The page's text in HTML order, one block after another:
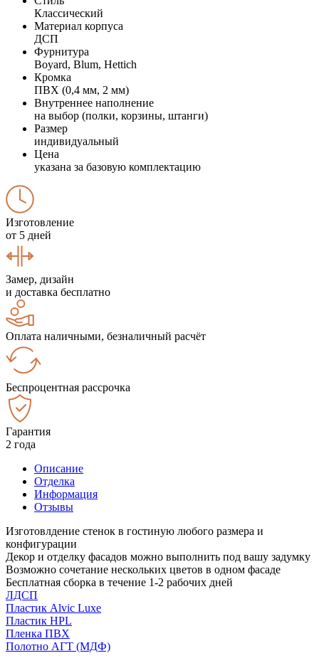
Классический
Материал корпуса
ДСП
Фурнитура
Boyard, Blum, Hettich
Кромка
ПВХ (0,4 мм, 2 мм)
Внутреннее наполнение
на выбор (полки, корзины, штанги)
Размер
индивидуальный
Цена
указана за базовую комплектацию
Изготовление
от 5 дней
Замер, дизайн
и доставка бесплатно
Оплата наличными, безналичный расчёт
Беспроцентная рассрочка
Гарантия
2 года
Описание
Отделка
Информация
Отзывы
Изготовлдение стенок в гостиную любого размера и
конфигурации
Декор и отделку фасадов можно выполнить под вашу задумку
Возможно сочетание нескольких цветов в одном фасаде
Бесплатная сборка в течение 1-2 рабочих дней
ЛДСП
Пластик Alvic Luxe
Пластик HPL
Пленка ПВХ
Полотно АГТ (МДФ)